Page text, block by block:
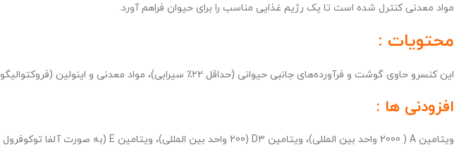
مواد معدنی کنترل شده است تا یک رژیم غذایی مناسب را برای حیوان فراهم آورد.
محتویات :
این کنسرو حاوی گوشت و فرآورده‌های جانبی حیوانی (حداقل ۲۲٪ سیرابی)، مواد معدنی و اینولین (فروکتوالیگوساکاریدها) ۱٪ می باشد.
افزودنی ها :
ویتامین A ( 2000 واحد بین‌ المللی)، ویتامین D۳ (200 واحد بین‌ المللی)، ویتامین E (به صورت آلفا توکوفرول استات) ۲۵ میلی‌گرم.